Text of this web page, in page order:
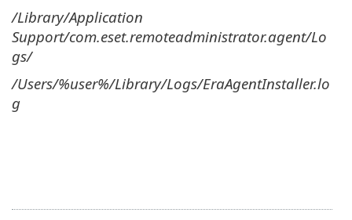
/Library/Application
Support/com.eset.remoteadministrator.agent/Lo
gs/
/Users/%user%/Library/Logs/EraAgentInstaller.lo
g